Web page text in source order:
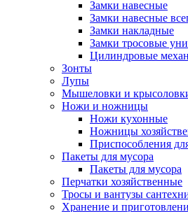
Замки навесные
Замки навесные
Замки накладные
Замки тросовые
Цилиндровые
Зонты
Лупы
Мышеловки и
Ножи и ножницы
Ножи кухонные
Ножницы
Приспособления
Пакеты для мусора
Пакеты для мусора
Перчатки хозяйственные
Тросы и вантузы
Хранение и